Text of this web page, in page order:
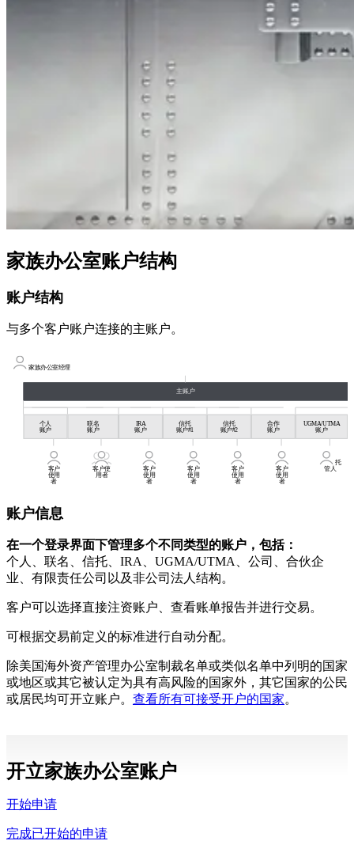
家族办公室账户结构
账户结构
与多个客户账户连接的主账户。
家族办公室经理
主账户
个人
账户
客户
使用
者
联名
账户
客户使
用者
IRA
账户
客户
使用
者
信托
账户#1
客户
使用
者
信托
账户#2
客户
使用
者
合作
账户
客户
使用
者
UGMA/UTMA
账户
托
管人
账户信息
在一个登录界面下管理多个不同类型的账户，包括：
个人、联名、信托、IRA、UGMA/UTMA、公司、合伙企
业、有限责任公司以及非公司法人结构。
客户可以选择直接注资账户、查看账单报告并进行交易。
可根据交易前定义的标准进行自动分配。
除美国海外资产管理办公室制裁名单或类似名单中列明的国家
或地区或其它被认定为具有高风险的国家外，其它国家的公民
或居民均可开立账户。 查看所有可接受开户的国家。
开立家族办公室账户
开始申请
完成已开始的申请